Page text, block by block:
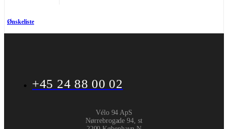
Ønskeliste
+45 24 88 00 02
Vélo 94 ApS
Nørrebrogade 94, st